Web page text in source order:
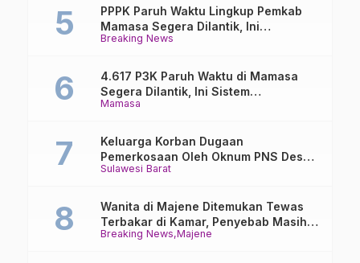
Breaking News
PPPK Paruh Waktu Lingkup Pemkab
Mamasa Segera Dilantik, Ini
Jadwalnya!
Mamasa
4.617 P3K Paruh Waktu di Mamasa
Segera Dilantik, Ini Sistem
Penggajiannya!
Sulawesi Barat
Keluarga Korban Dugaan
Pemerkosaan Oleh Oknum PNS Desak
Transparansi Kejari Mamasa
Breaking News Majene
Wanita di Majene Ditemukan Tewas
Terbakar di Kamar, Penyebab Masih
Misterius